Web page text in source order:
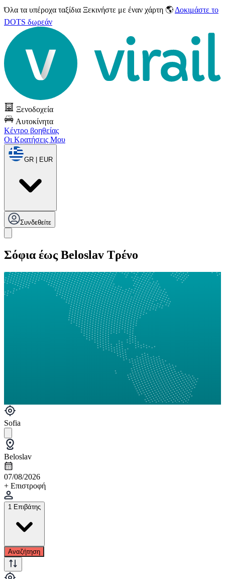
Όλα τα υπέροχα ταξίδια Ξεκινήστε με έναν χάρτη 🌎 Δοκιμάστε το
DOTS δωρεάν
Ξενοδοχεία
Αυτοκίνητα
Κέντρο βοηθείας
Οι Κρατήσεις Μου
GR | EUR
Συνδεθείτε
Σόφια έως Beloslav Τρένο
Sofia
Beloslav
07/08/2026
+ Επιστροφή
1 Επιβάτης
Αναζήτηση